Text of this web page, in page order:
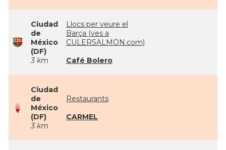
Ciudad
de
México
(DF)
3 km
Llocs per veure el
Barça (ves a
CULERSALMON.com)
Café Bolero
Ciudad
de
México
(DF)
3 km
Restaurants
CARMEL